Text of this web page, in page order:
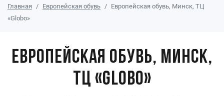
Главная Европейская обувь
Европейская обувь, Минск, ТЦ
«Globo»
Европейская обувь, Минск,
ТЦ «Globo»